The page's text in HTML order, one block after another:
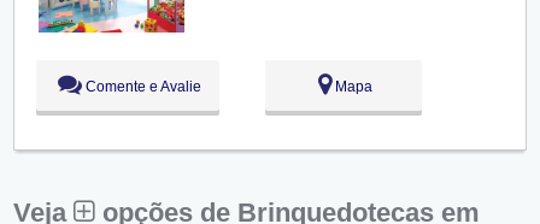
Sex:
09:00 - 18:00
Comente e Avalie Mapa
Veja
opções de Brinquedotecas em